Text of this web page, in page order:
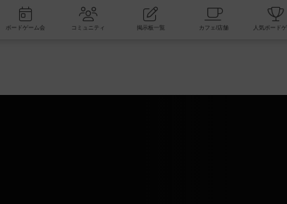
ュー ボードゲーム会 コミュニティ 掲示板一覧 カフェ/